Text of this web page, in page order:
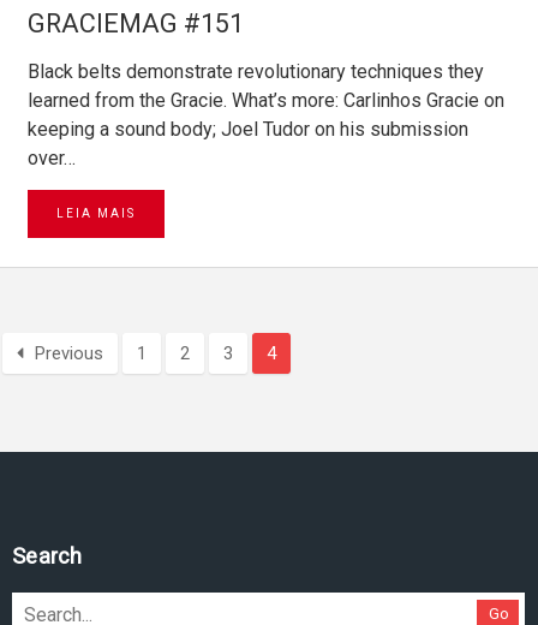
GRACIEMAG #151
Black belts demonstrate revolutionary techniques they
learned from the Gracie. What’s more: Carlinhos Gracie on
keeping a sound body; Joel Tudor on his submission
over…
LEIA MAIS
Previous 1 2 3 4
Search
Go